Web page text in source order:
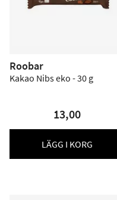
Roobar
Kakao Nibs eko - 30 g
13,00
LÄGG I KORG